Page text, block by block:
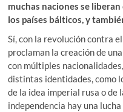
muchas naciones se
los países bálticos, y
Sí, con la revolución contra
proclaman la creación de
con múltiples
distintas identidades, como
de la idea imperial rusa o de
independencia hay una